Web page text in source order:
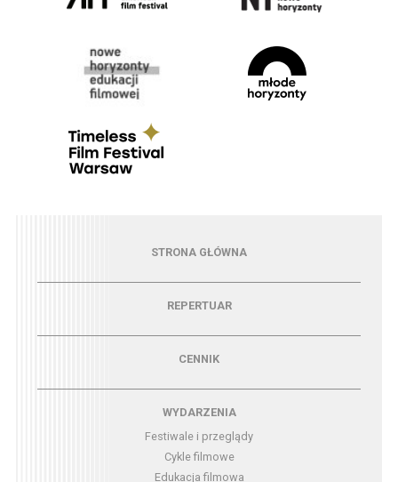
Menu - strona główna
STRONA GŁÓWNA
Menu - repertuarREPERTUAR
CENNIK
Menu - wydarzeniaWYDARZENIA
Festiwale i przeglądy
Cykle filmowe
Edukacja filmowa